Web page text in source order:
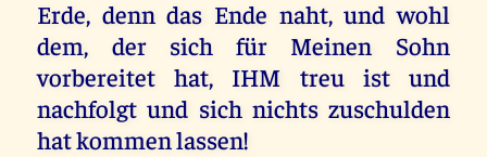
Erde, denn das Ende naht, und wohl
dem, der sich für Meinen Sohn
vorbereitet hat, IHM treu ist und
nachfolgt und sich nichts zuschulden
hat kommen lassen!